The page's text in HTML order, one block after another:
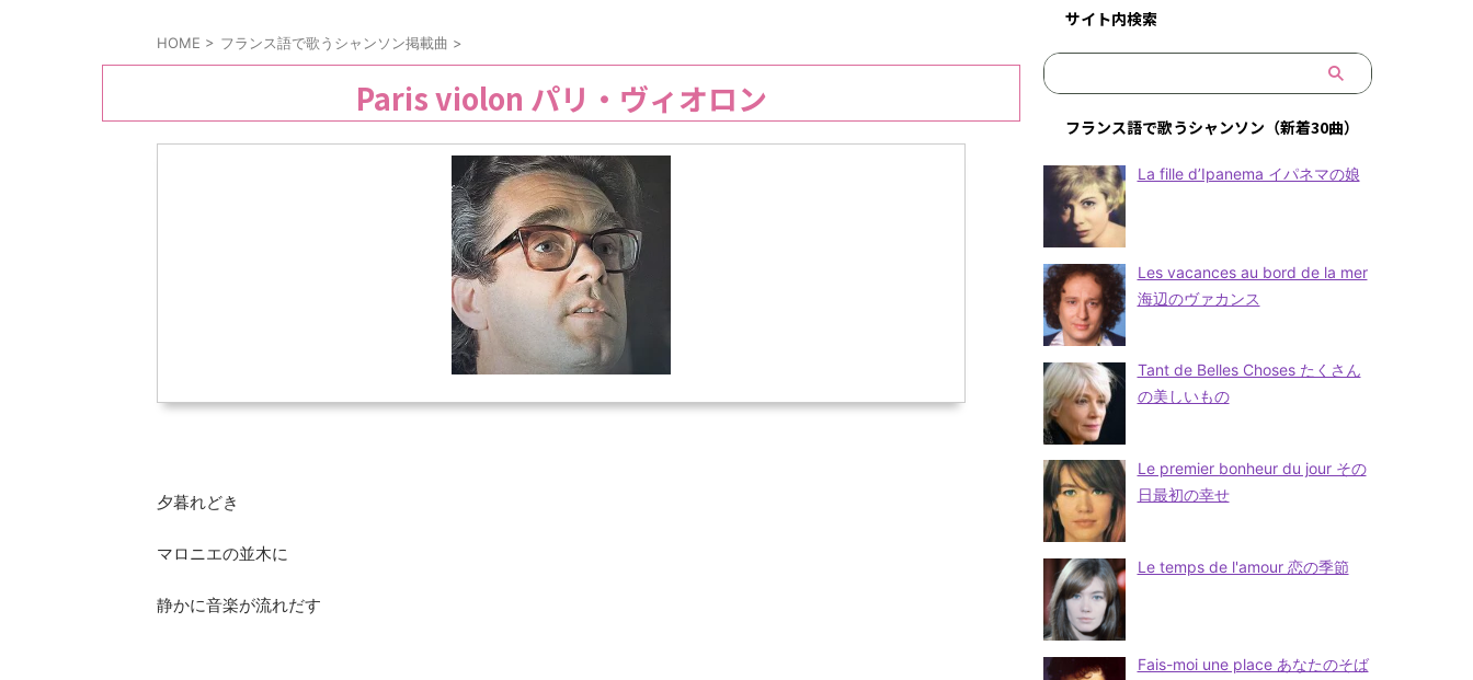
HOME > フランス語で歌うシャンソン掲載曲 >
Paris violon パリ・ヴィオロン
夕暮れどき
マロニエの並木に
静かに音楽が流れだす
サイト内検索
フランス語で歌うシャンソン（新着30曲）
La fille d’Ipanema イパネマの娘
Les vacances au bord de la mer
海辺のヴァカンス
Tant de Belles Choses たくさん
の美しいもの
Le premier bonheur du jour その
日最初の幸せ
Le temps de l'amour 恋の季節
Fais-moi une place あなたのそば